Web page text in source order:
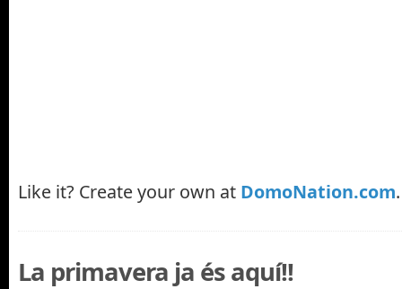
Like it? Create your own at DomoNation.com
La primavera ja és aquí!!